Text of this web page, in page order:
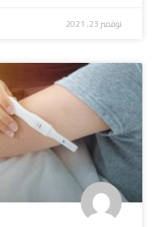
نوفمبر 23, 2021